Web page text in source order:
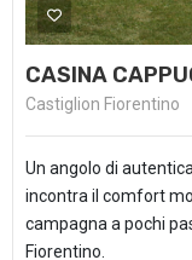
CASINA
Castiglion Fiorentino
Un angolo di
incontra il comfort
campagna a pochi
Fiorentino.